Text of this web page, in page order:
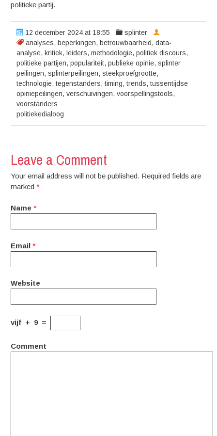
politieke partij.
12 december 2024 at 18:55
splinter
analyses, beperkingen, betrouwbaarheid,data-
analyse, kritiek, leiders,methodologie,politiek discours,
politieke partijen,populariteit,publieke opinie,splinter
peilingen,splinterpeilingen,steekproefgrootte,
technologie,tegenstanders,timing,trends,tussentijdse
opiniepeilingen,verschuivingen,voorspellingstools,
voorstanders
politiekedialoog
Leave a Comment
Your email address will not be published. Required fields are
marked*
Name *
Email *
Website
vijf + 9 =
Comment